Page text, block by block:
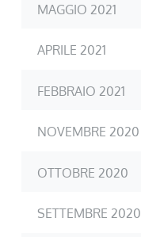
MAGGIO 2021
APRILE 2021
FEBBRAIO 2021
NOVEMBRE 2020
OTTOBRE 2020
SETTEMBRE 2020